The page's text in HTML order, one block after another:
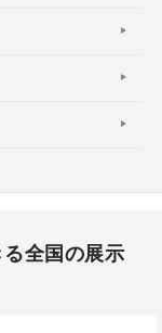
る全国の展示